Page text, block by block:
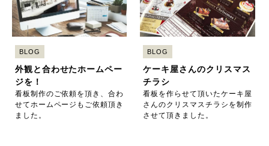
BLOG
外観と合わせたホームペー
ジを！
看板制作のご依頼を頂き、合わ
せてホームページもご依頼頂き
ました。
BLOG
ケーキ屋さんのクリスマス
チラシ
看板を作らせて頂いたケーキ屋
さんのクリスマスチラシを制作
させて頂きました。